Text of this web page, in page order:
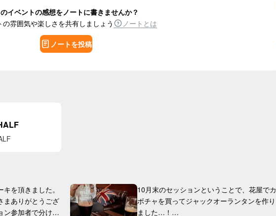
イベントの感想をノートに書きませんか？
の雰囲気や楽しさを共有しましょう
ノートとは
ノートを投稿
を頂きました。
まありがとうござ
ン参加者で分けて
10月末のセッションということで、花屋でカ
ボチャを買ってジャックオーランタンを作り
ました…！